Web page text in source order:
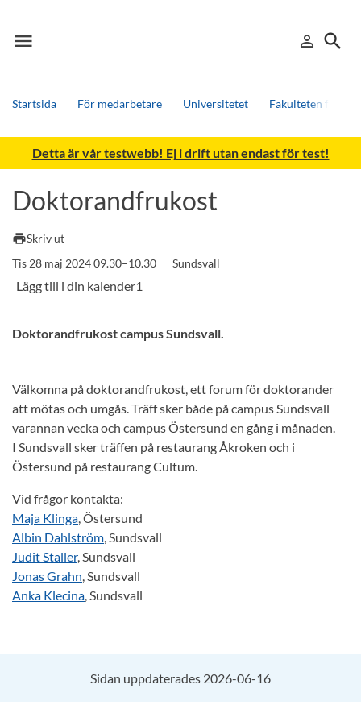
menu
Meny person_outline
Logga in
search
Sök
Startsida För medarbetare Universitetet Fakulteten för
Sök
Andra söktjänster
Detta är vår testwebb! Ej i drift utan endast för test!
Doktorandfrukost
printSkriv ut
Tis 28 maj 2024 09.30–10.30
Sundsvall
Doktorandfrukost campus Sundsvall.
Välkomna på doktorandfrukost, ett forum för doktorander
att mötas och umgås. Träff sker både på campus Sundsvall
varannan vecka och campus Östersund en gång i månaden.
I Sundsvall sker träffen på restaurang Åkroken och i
Östersund på restaurang Cultum.
Vid frågor kontakta:
Maja Klinga, Östersund
Albin Dahlström, Sundsvall
Judit Staller, Sundsvall
Jonas Grahn, Sundsvall
Anka Klecina, Sundsvall
Sidan uppdaterades 2026-06-16